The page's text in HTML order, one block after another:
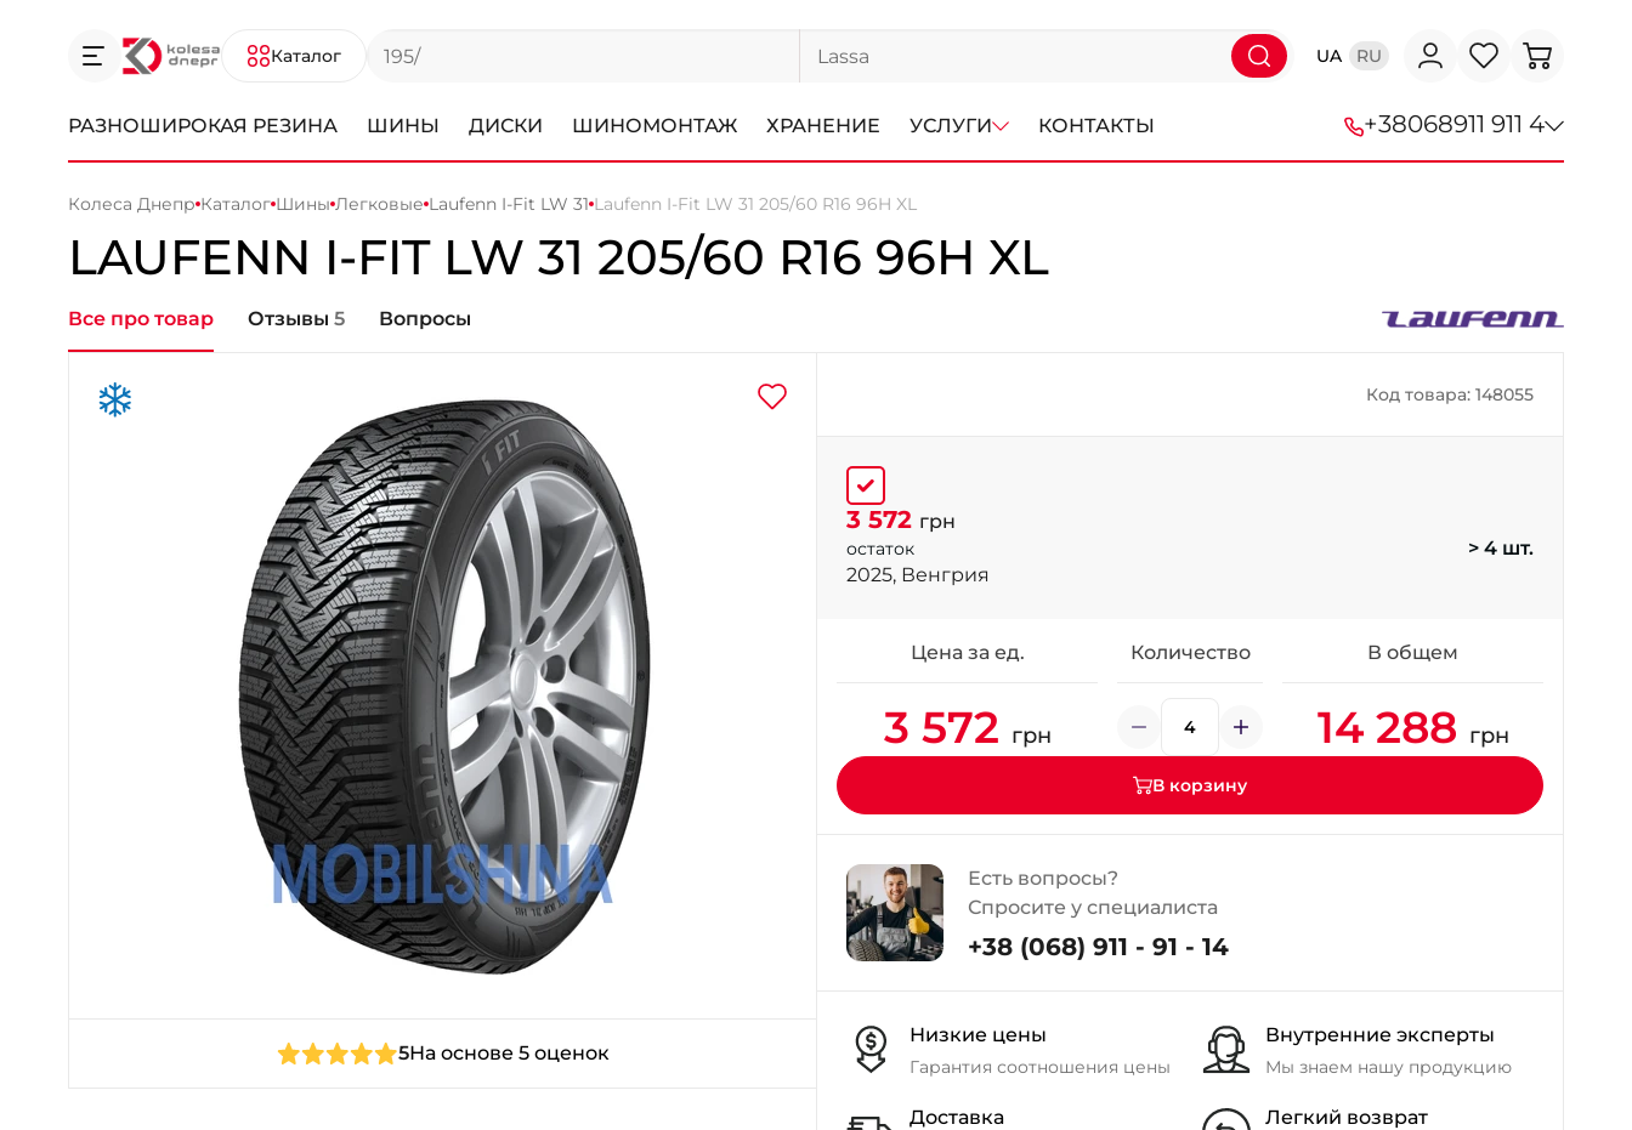
Каталог UA RU
РАЗНОШИРОКАЯ РЕЗИНА ШИНЫ ДИСКИ ШИНОМОНТАЖ ХРАНЕНИЕ УСЛУГИ КОНТАКТЫ +38068911 911 4
+38 (067) 113-44-44
+38 (098) 911-911-4
- Донецкое шоссе
+38 (050)-911-911-2
- Щепкина
+38 (099)-643-33-77
Колеса Днепр Каталог Шины Легковые Laufenn I-Fit LW 31 Laufenn I-Fit LW 31 205/60 R16 96H XL
LAUFENN I-FIT LW 31 205/60 R16 96H XL
Все про товар Отзывы 5 Вопросы
5На основе 5 оценок
Код товара: 148055
3 572 грн
остаток
> 4 шт.
2025, Венгрия
Цена за ед. Количество В общем
3 572 грн 14 288 грн
В корзину
Есть вопросы?
Спросите у специалиста
+38 (068) 911 - 91 - 14
Низкие цены
Гарантия соотношения цены
Внутренние эксперты
Мы знаем нашу продукцию
Доставка Легкий возврат